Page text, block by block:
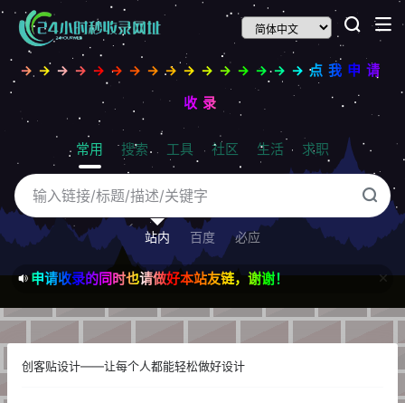
→→→→→→→→→→→→→→→→点我申请
收录
常用 搜索 工具 社区 生活 求职
站内 百度 必应
申请收录的同时也请做好本站友链，谢谢！
创客贴设计——让每个人都能轻松做好设计